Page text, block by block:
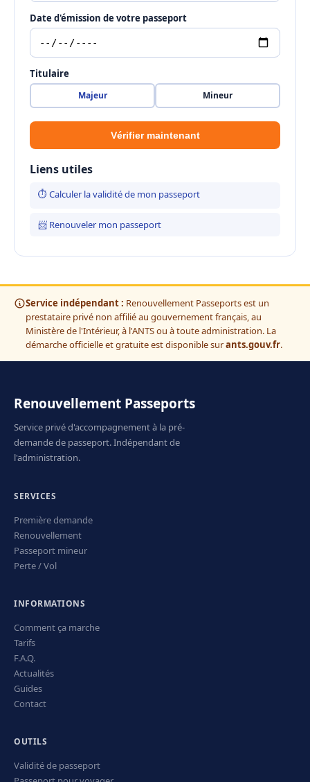
Date d'émission de votre passeport
Titulaire
Majeur Mineur
Vérifier maintenant
Liens utiles
⏱ Calculer la validité de mon passeport
📨 Renouveler mon passeport
Service indépendant : Renouvellement Passeports est un
prestataire privé non affilié au gouvernement français, au
Ministère de l'Intérieur, à l'ANTS ou à toute administration. La
démarche officielle et gratuite est disponible surants.gouv.fr.
Renouvellement Passeports
Service privé d'accompagnement à la pré-
demande de passeport. Indépendant de
l'administration.
SERVICES
Première demande
Renouvellement
Passeport mineur
Perte / Vol
INFORMATIONS
Comment ça marche
Tarifs
F.A.Q.
Actualités
Guides
Contact
OUTILS
Validité de passeport